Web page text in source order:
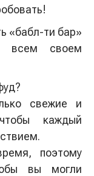
«бабл-ти бар»
всем своем
свежие и
каждый
поэтому
вы могли